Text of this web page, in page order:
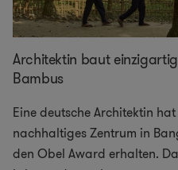
Architektin baut
Bambus
Eine deutsche Architektin
nachhaltiges Zentrum in
den Obel Award erhalten.